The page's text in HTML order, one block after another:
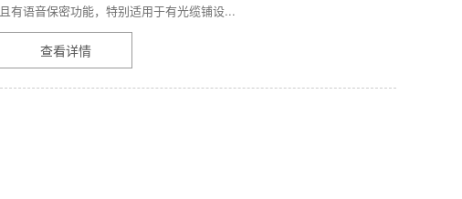
且有语音保密功能，特别适用于有光缆铺设...
查看详情